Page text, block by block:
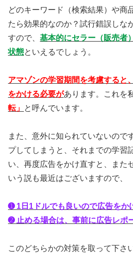
どのキーワード（検索結果）や商
たら効果的なのか？試行錯誤しな
すので、 基本的にセラー（販売者
状態といえるでしょう。
アマゾンの学習期間を考慮すると
をかける必要があります。これを
転」 と呼んでいます。
また、意外に知られていないので
プしてしまうと、それまでの学習
い、再度広告をかけ直すと、また
いう説も最近はございますので、
➊ 1日1ドルでも良いので広告をか
➋ 止める場合は、事前に広告レポ
このどちらかの対策を取って下さい